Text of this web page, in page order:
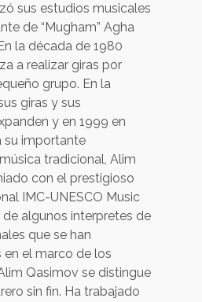
sus estudios musicales
de “Mugham” Agha
la década de 1980
a realizar giras por
grupo. En la
giras y sus
y en 1999 en
su importante
tradicional, Alim
con el prestigioso
IMC-UNESCO Music
de algunos interpretes de
que se han
el marco de los
Qasimov se distingue
sin fin. Ha trabajado